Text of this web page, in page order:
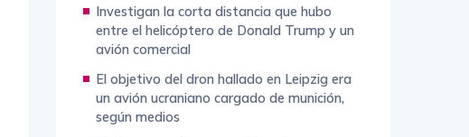
Investigan la corta distancia que hubo
entre el helicóptero de Donald Trump y un
avión comercial
El objetivo del dron hallado en Leipzig era
un avión ucraniano cargado de munición,
según medios